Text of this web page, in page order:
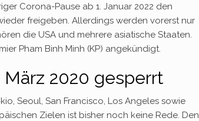
Corona-Pause ab 1. Januar 2022 den
freigeben. Allerdings werden vorerst nur
die USA und mehrere asiatische Staaten.
Pham Binh Minh (KP) angekündigt.
2020 gesperrt
Seoul, San Francisco, Los Angeles sowie
Zielen ist bisher noch keine Rede. Den